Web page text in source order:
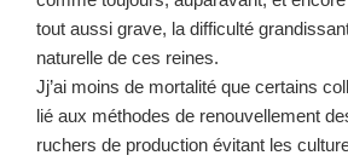
tout aussi grave, la difficulté
naturelle de ces reines.
Jj’ai moins de mortalité que certains
lié aux méthodes de renouvellement
ruchers de production évitant les